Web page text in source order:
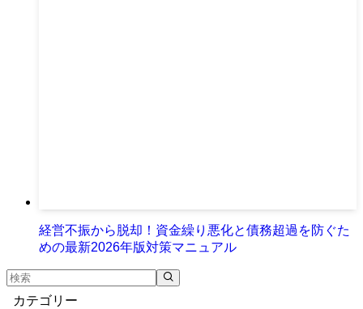
経営不振から脱却！資金繰り悪化と債務超過を防ぐた
めの最新2026年版対策マニュアル
カテゴリー